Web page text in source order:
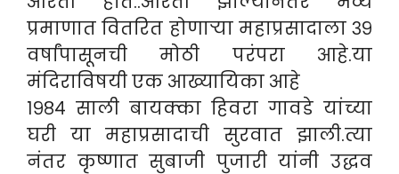
प्रमाणात वितरित होणाऱ्या महाप्रसादाला ३९
वर्षांपासूनची मोठी परंपरा आहे.या
मंदिराविषयी एक आख्यायिका आहे
१९८४ साली बायक्का हिवरा गावडे यांच्या
घरी या महाप्रसादाची सुरवात झाली.त्या
नंतर कृष्णात सुबाजी पुजारी यांनी उद्धव